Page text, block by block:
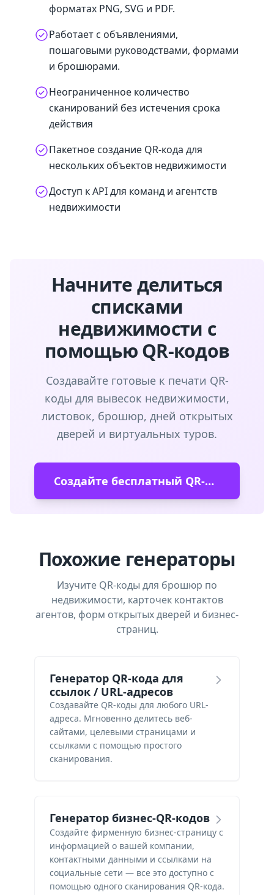
форматах PNG, SVG и PDF.
Работает с объявлениями,
пошаговыми руководствами, формами
и брошюрами.
Неограниченное количество
сканирований без истечения срока
действия
Пакетное создание QR-кода для
нескольких объектов недвижимости
Доступ к API для команд и агентств
недвижимости
Начните делиться
списками
недвижимости с
помощью QR-кодов
Создавайте готовые к печати QR-
коды для вывесок недвижимости,
листовок, брошюр, дней открытых
дверей и виртуальных туров.
Создайте бесплатный QR-код недвижимости
Похожие генераторы
Изучите QR-коды для брошюр по
недвижимости, карточек контактов
агентов, форм открытых дверей и бизнес-
страниц.
Генератор QR-кода для
ссылок / URL-адресов
Создавайте QR-коды для любого URL-
адреса. Мгновенно делитесь веб-
сайтами, целевыми страницами и
ссылками с помощью простого
сканирования.
Генератор бизнес-QR-кодов
Создайте фирменную бизнес-страницу с
информацией о вашей компании,
контактными данными и ссылками на
социальные сети — все это доступно с
помощью одного сканирования QR-кода.